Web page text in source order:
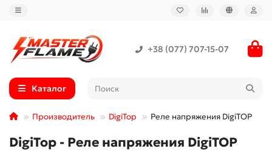
+38 (077) 707-15-07
Каталог
Производитель DigiTop Реле напряжения DigiTOP
DigiTop - Реле напряжения DigiTOP